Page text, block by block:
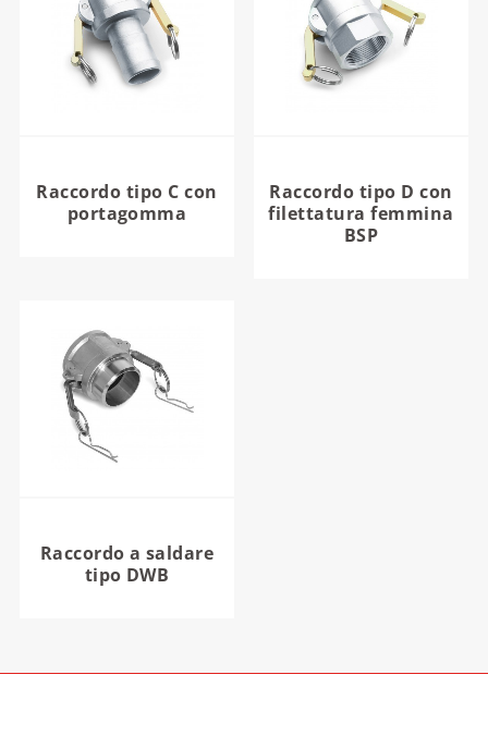
Raccordo tipo C con
portagomma
Raccordo tipo D con
filettatura femmina
BSP
Raccordo a saldare
tipo DWB